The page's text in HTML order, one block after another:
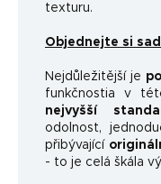
texturu.
Objednejte si
Nejdůležitější je
funkčnostia v
nejvyšší
odolnost,
přibývající
- to je celá škála